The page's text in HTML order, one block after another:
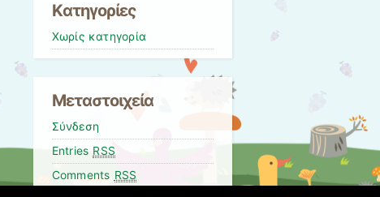
Kατηγορίες
Χωρίς κατηγορία
Μεταστοιχεία
Σύνδεση
Entries RSS
Comments RSS